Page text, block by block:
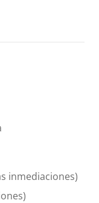
inmediaciones)